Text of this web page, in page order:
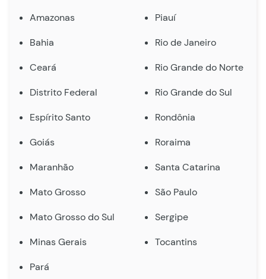
Amazonas
Bahia
Ceará
Distrito Federal
Espírito Santo
Goiás
Maranhão
Mato Grosso
Mato Grosso do Sul
Minas Gerais
Pará
Piauí
Rio de Janeiro
Rio Grande do Norte
Rio Grande do Sul
Rondônia
Roraima
Santa Catarina
São Paulo
Sergipe
Tocantins